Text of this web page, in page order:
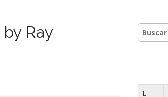
Ray
Buscar:
L